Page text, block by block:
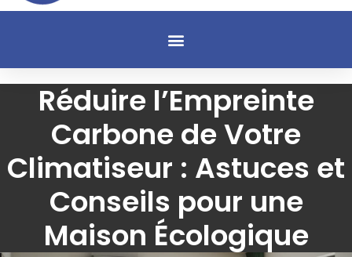
Réduire l’Empreinte
Carbone de Votre
Climatiseur : Astuces et
Conseils pour une
Maison Écologique